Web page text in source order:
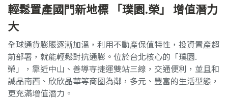
輕鬆置產國門新地標 「璞園.榮」 增值潛力
大
全球通貨膨脹逐漸加溫，利用不動產保值特性，投資置產超
前部署，就能輕鬆對抗通膨。位於台北核心的「璞園.
榮」，靠近中山、善導寺捷運雙站三線，交通便利，並且和
誠品南西、欣欣晶華等商圈為鄰，多元、豐富的生活型態，
更充滿增值潛力。